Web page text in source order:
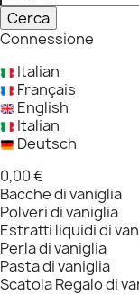
Cerca
Connessione
Italian
Français
English
Italian
Deutsch
0,00 €
Bacche di vaniglia
Polveri di vaniglia
Estratti liquidi di
Perla di vaniglia
Pasta di vaniglia
Scatola Regalo di